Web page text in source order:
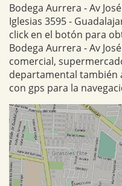
Bodega Aurrera - Av
Iglesias 3595 -
click en el botón para
Bodega Aurrera - Av
comercial,
departamental también
con gps para la